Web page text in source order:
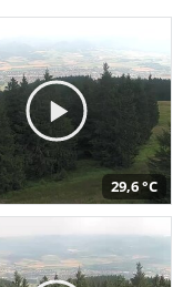
29,6 °C